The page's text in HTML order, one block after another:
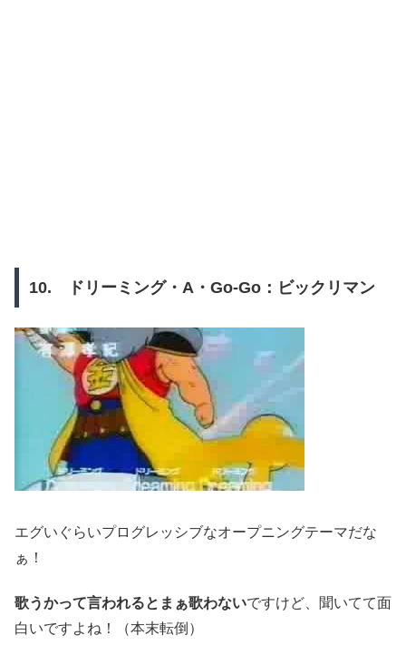
10. ドリーミング・A・Go-Go：ビックリマン
エグいぐらいプログレッシブなオープニングテーマだな
ぁ！
歌うかって言われるとまぁ歌わないですけど、聞いてて面
白いですよね！（本末転倒）